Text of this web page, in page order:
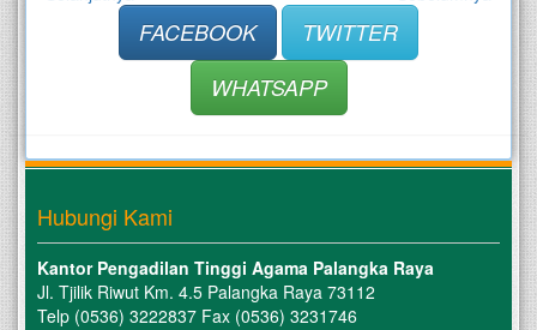
FACEBOOK
TWITTER
WHATSAPP
Hubungi Kami
Kantor Pengadilan Tinggi Agama Palangka Raya
Jl. Tjilik Riwut Km. 4.5 Palangka Raya 73112
Telp (0536) 3222837 Fax (0536) 3231746